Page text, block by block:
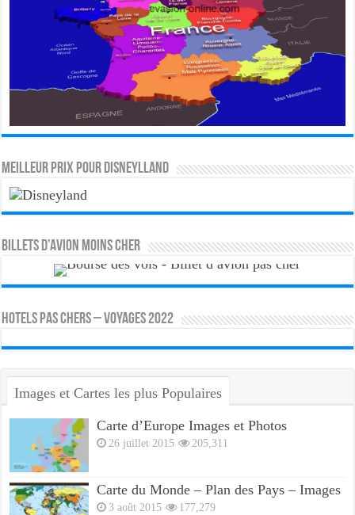
MEILLEUR PRIX POUR DISNEYLLAND
Billets d’avion moins cher
HOTELS PAS CHERS – VOYAGES 2022
Images et Cartes les plus Populaires
Carte d’Europe Images et Photos
26 juillet 2015 205,311
Carte du Monde – Plan des Pays – Images
3 août 2015 177,279